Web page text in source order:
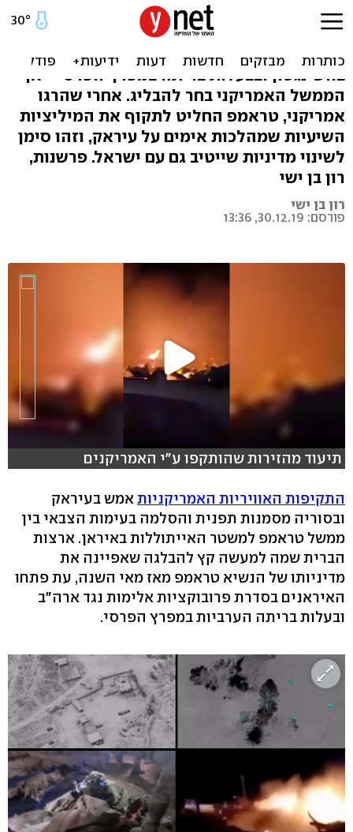
פרובוקציה אחת יותר מדי
במשך יותר מחצי שנה האיראנים מתגרים
בוושינגטון ובבעלות בריתה במפרץ הפרסי - אך
הממשל האמריקני בחר להבליג. אחרי שהרגו
אמריקני, טראמפ החליט לתקוף את המיליציות
השיעיות שמהלכות אימים על עיראק, וזהו סימן
לשינוי מדיניות שייטיב גם עם ישראל. פרשנות,
רון בן ישי
רון בן ישי
פורסם: 30.12.19, 13:36
תיעוד מהזירות שהותקפו ע"י האמריקנים
התקיפות האוויריות האמריקניותאמש בעיראק
ובסוריה מסמנות תפנית והסלמה בעימות הצבאי בין
ממשל טראמפ למשטר האייתוללות באיראן. ארצות
הברית שמה למעשה קץ להבלגה שאפיינה את
מדיניותו של הנשיא טראמפ מאז מאי השנה, עת פתחו
האיראנים בסדרת פרובוקציות אלימות נגד ארה"ב
ובעלות בריתה הערביות במפרץ הפרסי.